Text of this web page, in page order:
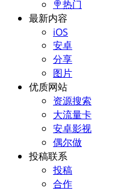
🍭热门
最新内容
iOS
安卓
分享
图片
优质网站
资源搜索
大流量卡
安卓影视
偶尔做
投稿联系
投稿
合作